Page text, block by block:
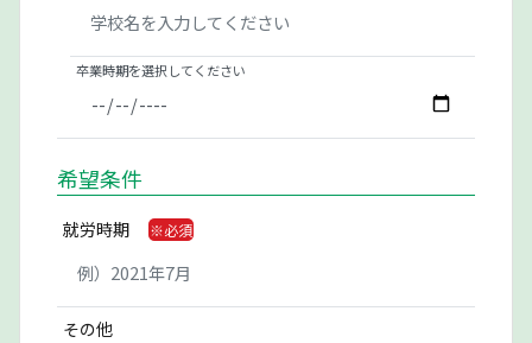
卒業時期を選択してください
希望条件
就労時期
その他